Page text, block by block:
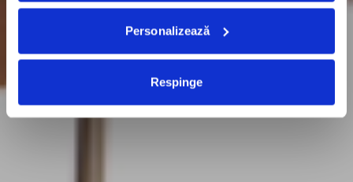
Personalizează
Respinge